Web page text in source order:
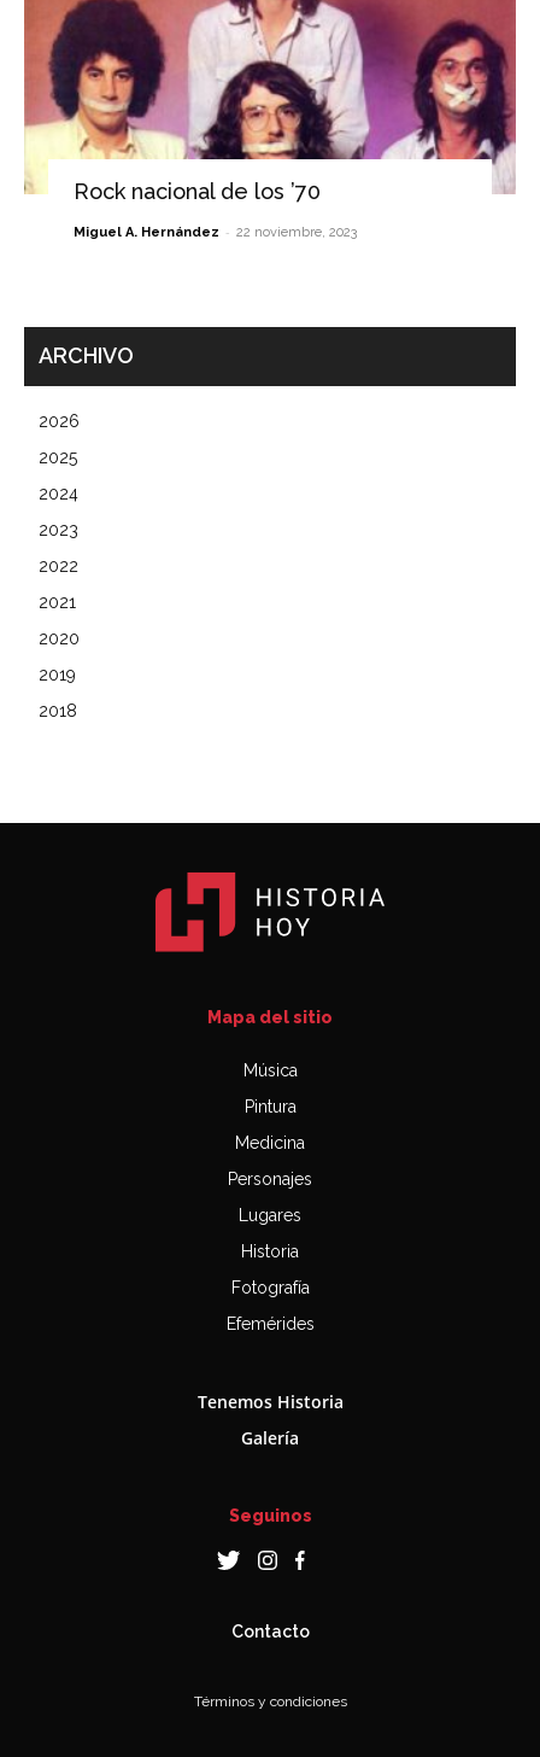
Rock nacional de los ’70
Miguel A. Hernández - 22 noviembre, 2023
ARCHIVO
2026
2025
2024
2023
2022
2021
2020
2019
2018
Mapa del sitio
Música
Pintura
Medicina
Personajes
Lugares
Historia
Fotografía
Efemérides
Tenemos Historia
Galería
Seguinos
Contacto
Términos y condiciones